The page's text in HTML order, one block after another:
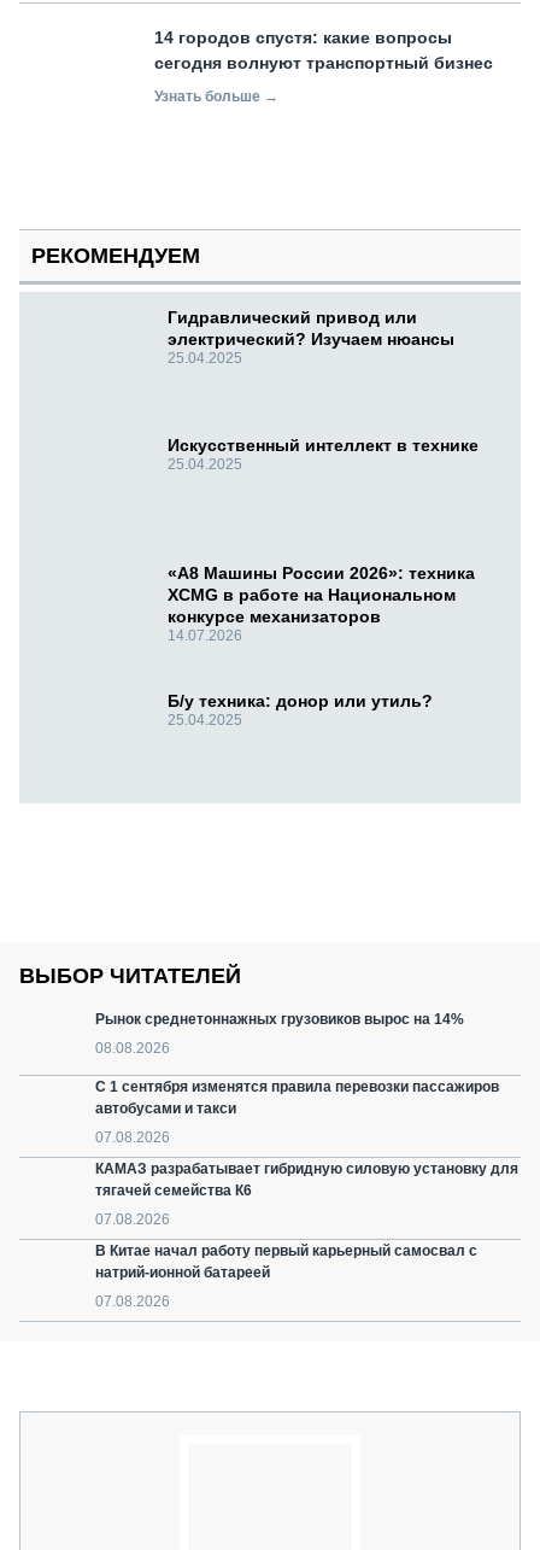
14 городов спустя: какие вопросы
сегодня волнуют транспортный бизнес
Узнать больше →
РЕКОМЕНДУЕМ
Гидравлический привод или
электрический? Изучаем нюансы
25.04.2025
Искусственный интеллект в технике
25.04.2025
«А8 Машины России 2026»: техника
XCMG в работе на Национальном
конкурсе механизаторов
14.07.2026
Б/у техника: донор или утиль?
25.04.2025
ВЫБОР ЧИТАТЕЛЕЙ
Рынок среднетоннажных грузовиков вырос на 14%
08.08.2026
С 1 сентября изменятся правила перевозки пассажиров
автобусами и такси
07.08.2026
КАМАЗ разрабатывает гибридную силовую установку для
тягачей семейства К6
07.08.2026
В Китае начал работу первый карьерный самосвал с
натрий-ионной батареей
07.08.2026